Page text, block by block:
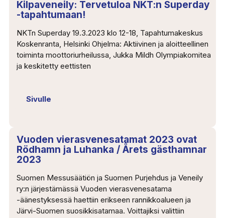
Kilpaveneily: Tervetuloa NKT:n Superday
-tapahtumaan!
NKTn Superday 19.3.2023 klo 12-18, Tapahtumakeskus
Koskenranta, Helsinki Ohjelma: Aktiivinen ja aloitteellinen
toiminta moottoriurheilussa, Jukka Mildh Olympiakomitea
ja keskitetty eettisten
Sivulle
Vuoden vierasvenesatamat 2023 ovat
Rödhamn ja Luhanka / Årets gästhamnar
2023
Suomen Messusäätiön ja Suomen Purjehdus ja Veneily
ry:n järjestämässä Vuoden vierasvenesatama
-äänestyksessä haettiin erikseen rannikkoalueen ja
Järvi-Suomen suosikkisatamaa. Voittajiksi valittiin